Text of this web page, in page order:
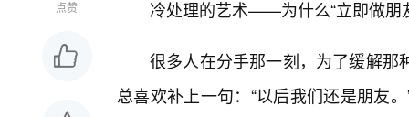
点赞 冷处理的艺术——为什么“立即做朋
很多人在分手那一刻，为了缓解那
总喜欢补上一句：“以后我们还是朋友